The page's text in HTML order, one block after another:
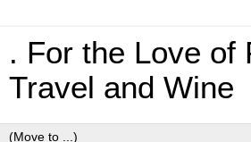
. For the Love of
Travel and Wine